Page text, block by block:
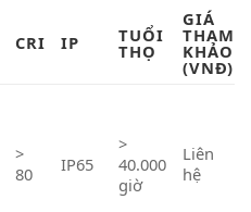
CRI IP TUỔI
THỌ
GIÁ
THAM
KHẢO
(VNĐ)
>
80
IP65
>
40.000
giờ
Liên
hệ